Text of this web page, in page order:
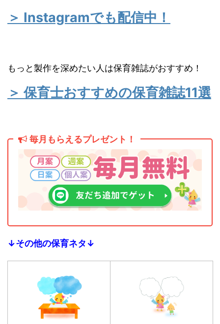
＞ Instagramでも配信中！
もっと製作を深めたい人は保育雑誌がおすすめ！
＞ 保育士おすすめの保育雑誌11選
毎月もらえるプレゼント！
↓その他の保育ネタ↓